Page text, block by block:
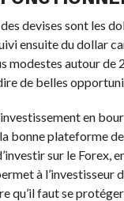
devises sont les
ensuite du dollar
modestes autour
de belles
en
bonne plateforme
sur le Forex,
à l’investisseur
qu’il faut se